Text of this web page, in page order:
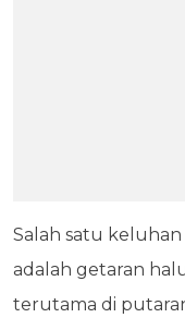
Salah satu
adalah getaran
terutama di